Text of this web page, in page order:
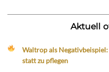
Aktuell
Waltrop als
statt zu pflegen